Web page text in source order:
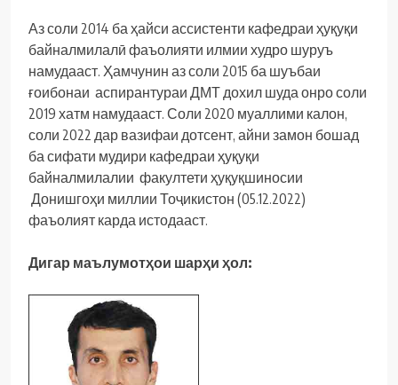
Аз соли 2014 ба ҳайси ассистенти кафедраи ҳуқуқи
байналмилалӣ фаъолияти илмии худро шуруъ
намудааст. Ҳамчунин аз соли 2015 ба шуъбаи
ғоибонаи аспирантураи ДМТ дохил шуда онро соли
2019 хатм намудааст. Соли 2020 муаллими калон,
соли 2022 дар вазифаи дотсент, айни замон бошад
ба сифати мудири кафедраи ҳуқуқи
байналмилалии факултети ҳуқуқшиносии
Донишгоҳи миллии Тоҷикистон (05.12.2022)
фаъолият карда истодааст.
Дигар маълумотҳои шарҳи ҳол: